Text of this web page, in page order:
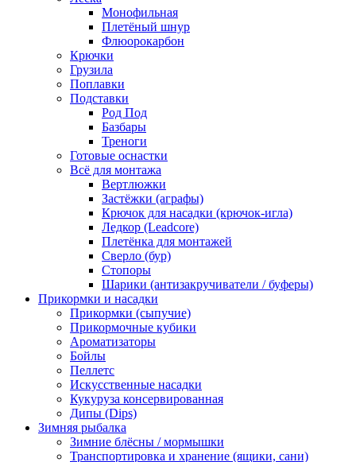
Монофильная
Плетёный шнур
Флюорокарбон
Крючки
Грузила
Поплавки
Подставки
Род Под
Базбары
Треноги
Готовые оснастки
Всё для монтажа
Вертлюжки
Застёжки (аграфы)
Крючок для насадки (крючок-игла)
Ледкор (Leadcore)
Плетёнка для монтажей
Сверло (бур)
Стопоры
Шарики (антизакручиватели / буферы)
Прикормки и насадки
Прикормки (сыпучие)
Прикормочные кубики
Ароматизаторы
Бойлы
Пеллетс
Искусственные насадки
Кукуруза консервированная
Дипы (Dips)
Зимняя рыбалка
Зимние блёсны / мормышки
Транспортировка и хранение (ящики, сани)